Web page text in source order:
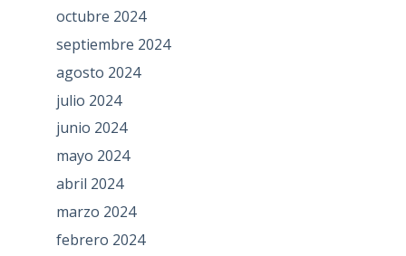
octubre 2024
septiembre 2024
agosto 2024
julio 2024
junio 2024
mayo 2024
abril 2024
marzo 2024
febrero 2024